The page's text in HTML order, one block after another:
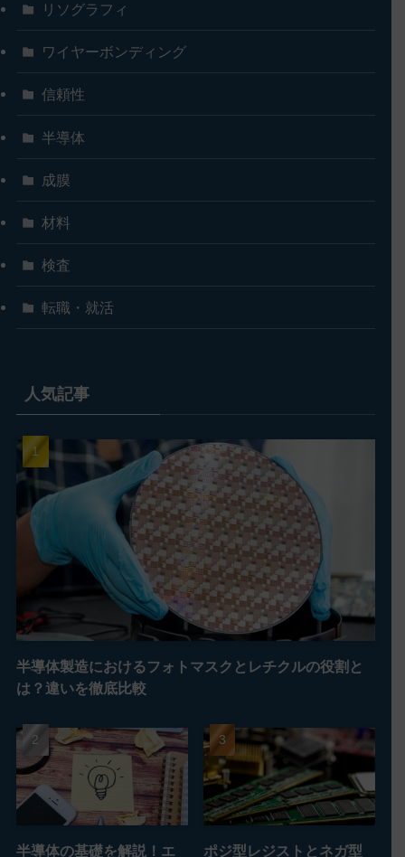
リソグラフィ
ワイヤーボンディング
信頼性
半導体
成膜
材料
検査
転職・就活
人気記事
半導体製造におけるフォトマスクとレチクルの役割と
は？違いを徹底比較
半導体の基礎を解説！エ ポジ型レジストとネガ型